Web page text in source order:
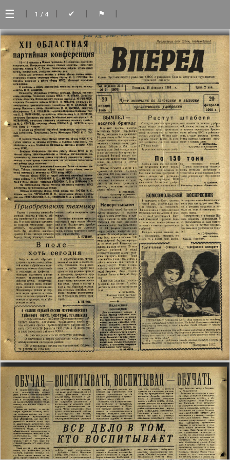
☰ | 1 / 4 | ✔ | ⚑ |